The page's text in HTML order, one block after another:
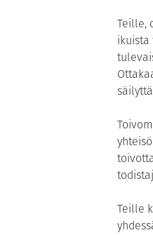
Teille,
Teille